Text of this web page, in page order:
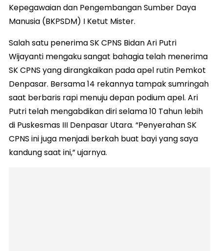
Kepegawaian dan Pengembangan Sumber Daya
Manusia (BKPSDM) I Ketut Mister.
Salah satu penerima SK CPNS Bidan Ari Putri
Wijayanti mengaku sangat bahagia telah menerima
SK CPNS yang dirangkaikan pada apel rutin Pemkot
Denpasar. Bersama 14 rekannya tampak sumringah
saat berbaris rapi menuju depan podium apel. Ari
Putri telah mengabdikan diri selama 10 Tahun lebih
di Puskesmas III Denpasar Utara. “Penyerahan SK
CPNS ini juga menjadi berkah buat bayi yang saya
kandung saat ini,” ujarnya.